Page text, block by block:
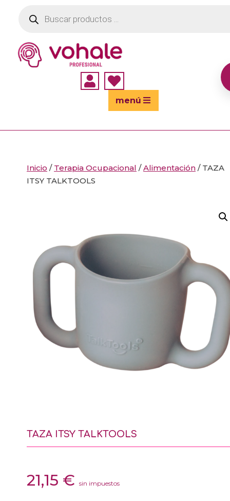
productos
 
menú
Inicio / Terapia Ocupacional /Alimentación / TAZA
ITSY TALKTOOLS
TAZA ITSY TALKTOOLS
21,15 € sin impuestos